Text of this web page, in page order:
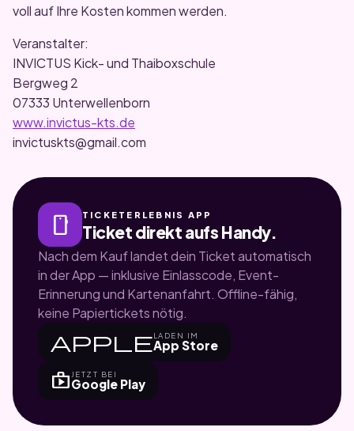
voll auf Ihre Kosten kommen werden.
Veranstalter:
INVICTUS Kick- und Thaiboxschule
Bergweg 2
07333 Unterwellenborn
www.invictus-kts.de
invictuskts@gmail.com
smartphone TICKETERLEBNIS APP
Ticket direkt aufs Handy.
Nach dem Kauf landet dein Ticket automatisch
in der App — inklusive Einlasscode, Event-
Erinnerung und Kartenanfahrt. Offline-fähig,
keine Papiertickets nötig.
appleLADEN IM
App Store
shop JETZT BEI
Google Play